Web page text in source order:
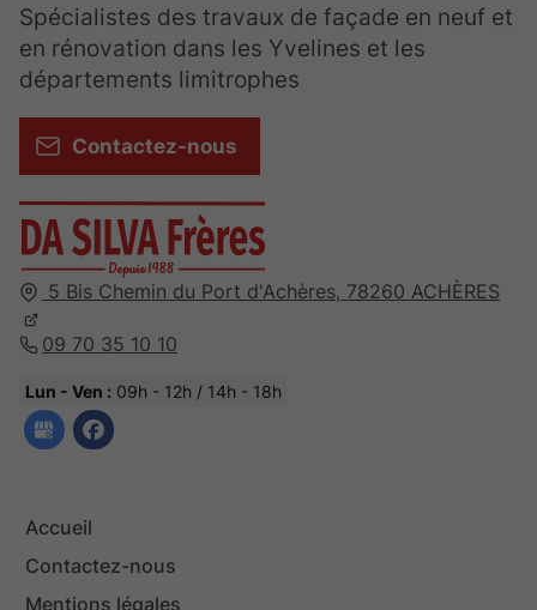
5 Bis Chemin du Port d'Achères, 78260 ACHÈRES
09 70 35 10 10
Lun - Ven : 09h - 12h / 14h - 18h
Accueil
Contactez-nous
Mentions légales
Spécialistes des travaux de façade en neuf et
en rénovation dans les Yvelines et les
départements limitrophes
Contactez-nous